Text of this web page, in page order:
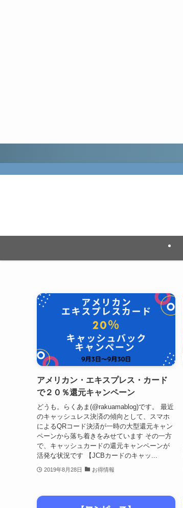
アメリカン・エキスプレス・カード
で２０％還元キャンペーン
どうも。らくあま(@rakuamablog)です。 最近
のキャッシュレス決済の傾向として、スマホ
によるQRコード決済が一時の大型還元キャン
ペーンから落ち着きをみせています その一方
で、キャッシュカードの還元キャンペーンが
活発な状況です 【JCBカードのキャッ...
2019年8月28日 お得情報